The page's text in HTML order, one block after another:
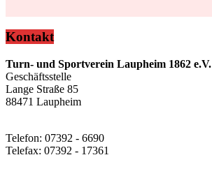
Kontakt
Turn- und Sportverein Laupheim 1862 e.V.
Geschäftsstelle
Lange Straße 85
88471 Laupheim
Telefon: 07392 - 6690
Telefax: 07392 - 17361